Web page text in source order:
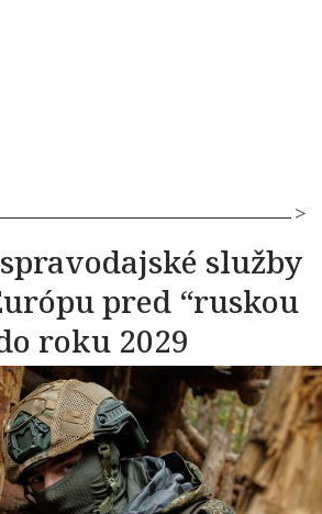
služby
pred “ruskou
roku 2029